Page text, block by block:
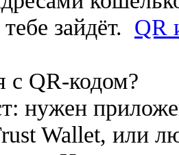
зайдёт. QR
с QR-кодом?
нужен
Wallet, или